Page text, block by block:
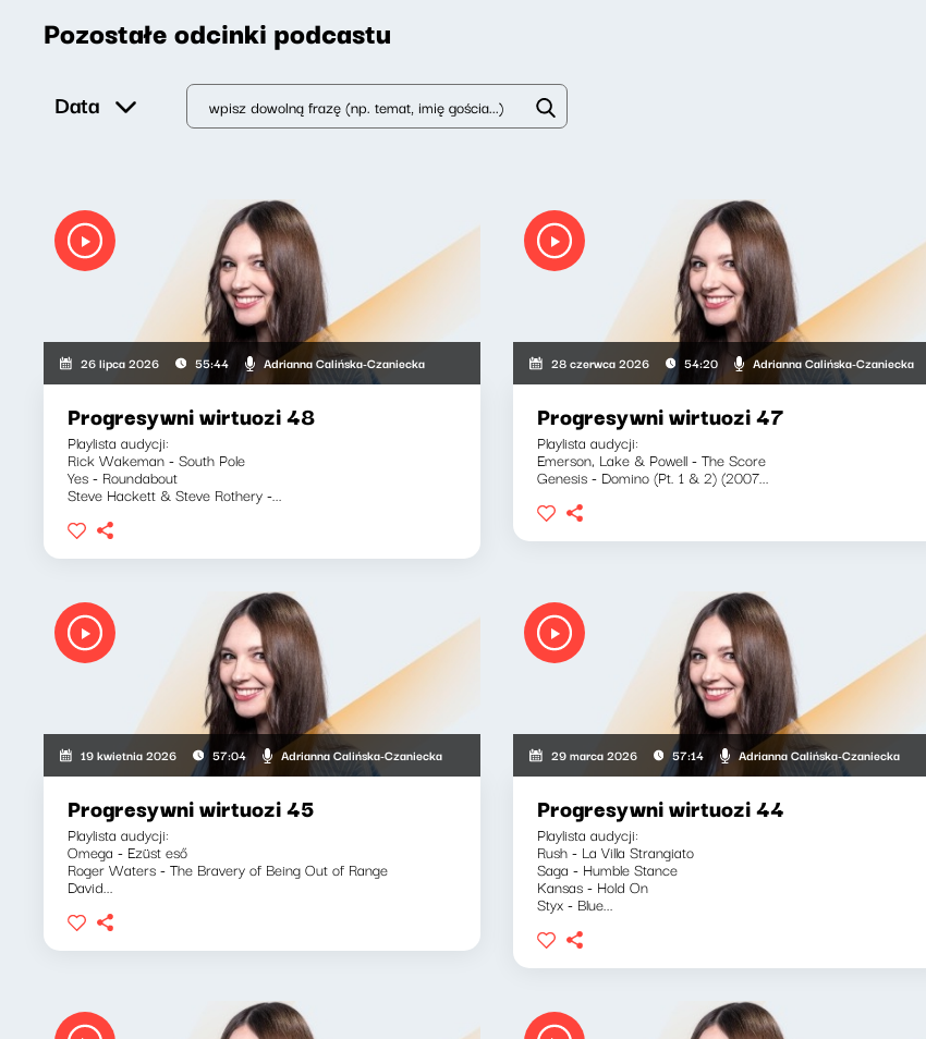
Pozostałe odcinki podcastu
Data
26 lipca 2026 55:44 Adrianna Calińska-Czaniecka
Progresywni wirtuozi 48
Playlista audycji:
Rick Wakeman - South Pole
Yes - Roundabout
Steve Hackett & Steve Rothery -...
28 czerwca 2026 54:20 Adrianna Calińska-Czaniecka
Progresywni wirtuozi 47
Playlista audycji:
Emerson, Lake & Powell - The Score
Genesis - Domino (Pt. 1 & 2) (2007...
19 kwietnia 2026 57:04 Adrianna Calińska-Czaniecka
Progresywni wirtuozi 45
Playlista audycji:
Omega - Ezüst eső
Roger Waters - The Bravery of Being Out of Range
David...
29 marca 2026 57:14 Adrianna Calińska-Czaniecka
Progresywni wirtuozi 44
Playlista audycji:
Rush - La Villa Strangiato
Saga - Humble Stance
Kansas - Hold On
Styx - Blue...